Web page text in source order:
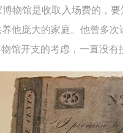
物馆是收取入场费的，
他庞大的家庭。他曾多
馆开支的考虑，一直没有
定享受相关权益。
中央美术学院美术馆活动
第一条
险，参加者应有必要的风
第二条
参加本次活动者必须遵
定享受相关权益。
中央美术学院美术馆活动
第一条
险，参加者应有必要的风
第二条
参加本次活动者必须遵
定享受相关权益。
中央美术学院美术馆活动
第一条
险，参加者应有必要的风
第二条
参加本次活动者必须遵
可